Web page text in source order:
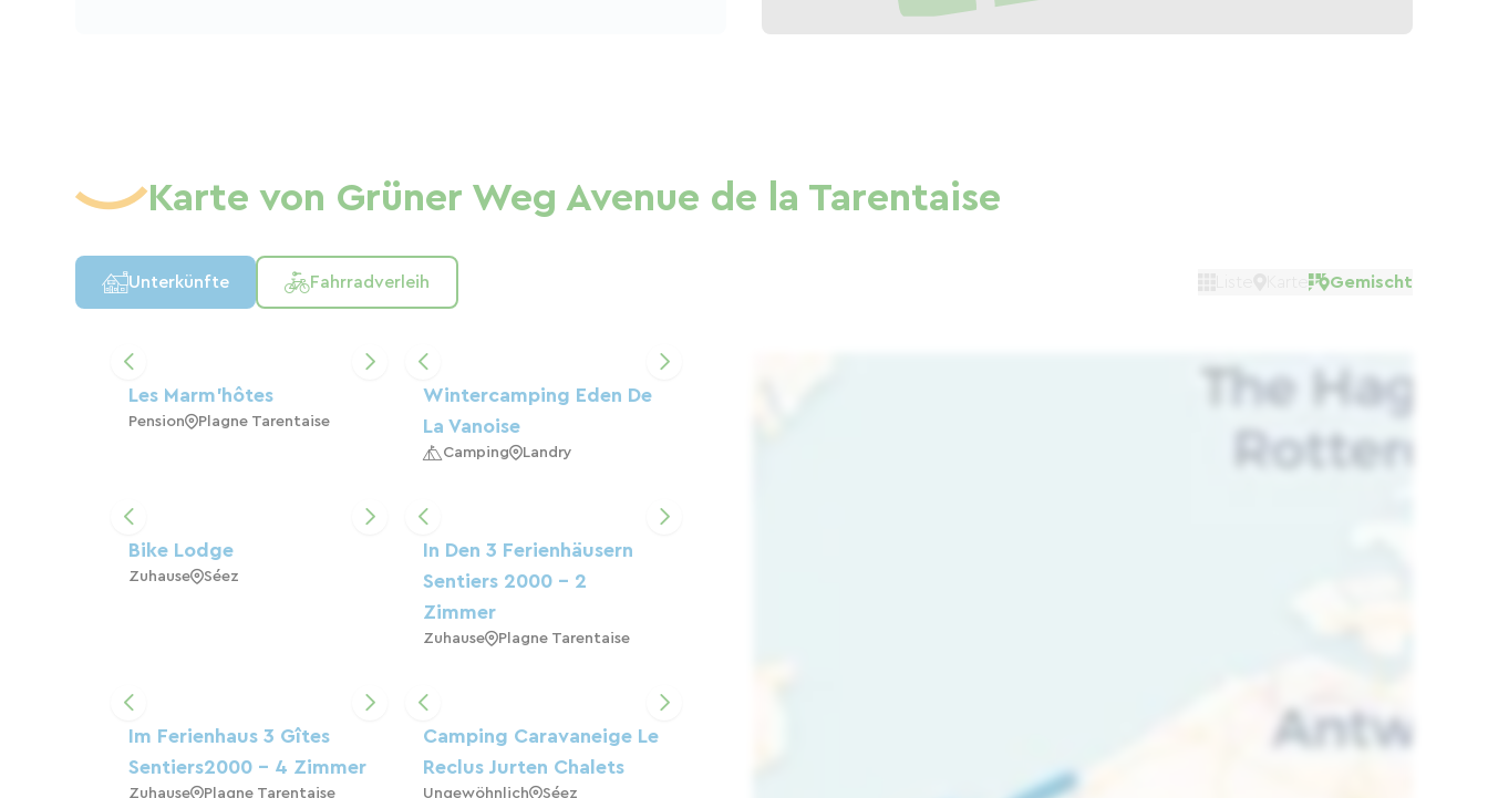
Karte von Grüner Weg Avenue de la Tarentaise
Unterkünfte Fahrradverleih Gemischt
Les Marm'hôtes
Pension Plagne Tarentaise
Wintercamping Eden De
La Vanoise
Camping Landry
Bike Lodge
Zuhause Séez
In Den 3 Ferienhäusern
Sentiers 2000 - 2
Zimmer
Zuhause Plagne Tarentaise
Im Ferienhaus 3 Gîtes
Sentiers2000 - 4 Zimmer
Zuhause Plagne Tarentaise
Camping Caravaneige Le
Reclus Jurten Chalets
Ungewöhnlich Séez